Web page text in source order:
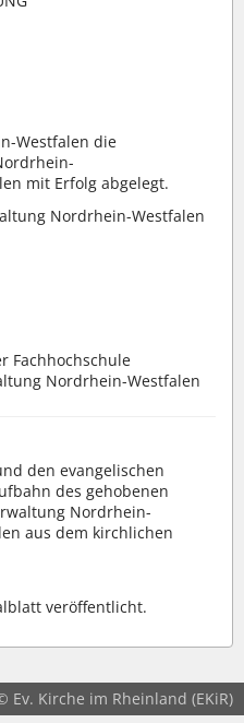
Westfalen die
mit Erfolg abgelegt.
Nordrhein-Westfalen
Fachhochschule
Nordrhein-Westfalen
den evangelischen
des gehobenen
Nordrhein-
aus dem kirchlichen
veröffentlicht.
Ev. Kirche im Rheinland (EKiR)